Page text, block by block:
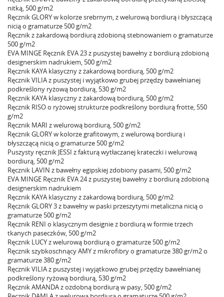
nitką, 500 g/m2
Ręcznik GLORY w kolorze srebrnym, z welurową bordiurą i błyszczącą
nicią o gramaturze 500 g/m2
Ręcznik z żakardową bordiurą zdobioną stebnowaniem o gramaturze
500 g/m2
EVA MINGE Ręcznik EVA 23 z puszystej bawełny z bordiurą zdobioną
designerskim nadrukiem, 500 g/m2
Ręcznik KAYA klasyczny z żakardową bordiurą, 500 g/m2
Ręcznik VILIA z puszystej i wyjątkowo grubej przędzy bawełnianej
podkreślony ryżową bordiurą, 530 g/m2
Ręcznik KAYA klasyczny z żakardową bordiurą, 500 g/m2
Ręcznik RISO o ryżowej strukturze podkreślony bordiurą frotte, 550
g/m2
Ręcznik MARI z welurową bordiurą, 500 g/m2
Ręcznik GLORY w kolorze grafitowym, z welurową bordiurą i
błyszczącą nicią o gramaturze 500 g/m2
Puszysty ręcznik JESSI z fakturą wytłaczanej krateczki i welurową
bordiurą, 500 g/m2
Ręcznik LAVIN z bawełny egipskiej zdobiony pasami, 500 g/m2
EVA MINGE Ręcznik EVA 24 z puszystej bawełny z bordiurą zdobioną
designerskim nadrukiem
Ręcznik KAYA klasyczny z żakardową bordiurą, 500 g/m2
Ręcznik GLORY 3 z bawełny w paski przeszytymi metaliczna nicią o
gramaturze 500 g/m2
Ręcznik RENI o klasycznym designie z bordiurą w formie trzech
tkanych paseczków, 500 g/m2
Ręcznik LUCY z welurową bordiurą o gramaturze 500 g/m2
Ręcznik szybkoschnący AMY z mikrofibry o gramaturze 380 gr/m2 o
gramaturze 380 g/m2
Ręcznik VILIA z puszystej i wyjątkowo grubej przędzy bawełnianej
podkreślony ryżową bordiurą, 530 g/m2
Ręcznik AMANDA z ozdobną bordiurą w pasy, 500 g/m2